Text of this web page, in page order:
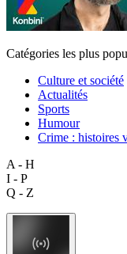
Catégories les plus
Culture et société
Actualités
Sports
Humour
Crime : histoires
A - H
I - P
Q - Z